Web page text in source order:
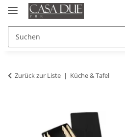
Zurück zur Liste Küche & Tafel